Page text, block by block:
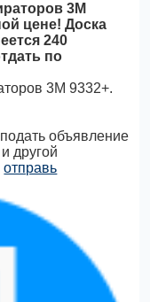
3M
цене! Доска
240
по
3M 9332+.
объявление
другой
отправь